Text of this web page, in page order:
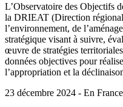
L’Observatoire des Objectifs
la DRIEAT (Direction
l’environnement, de
stratégique visant à suivre,
œuvre de stratégies
données objectives pour
l’appropriation et la
23 décembre 2024 - En France